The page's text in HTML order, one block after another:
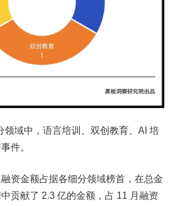
领域中，语言培训、双创教育、AI 培
件。
资金额占据各细分领域榜首，在总金
贡献了 2.3 亿的金额，占 11 月融资